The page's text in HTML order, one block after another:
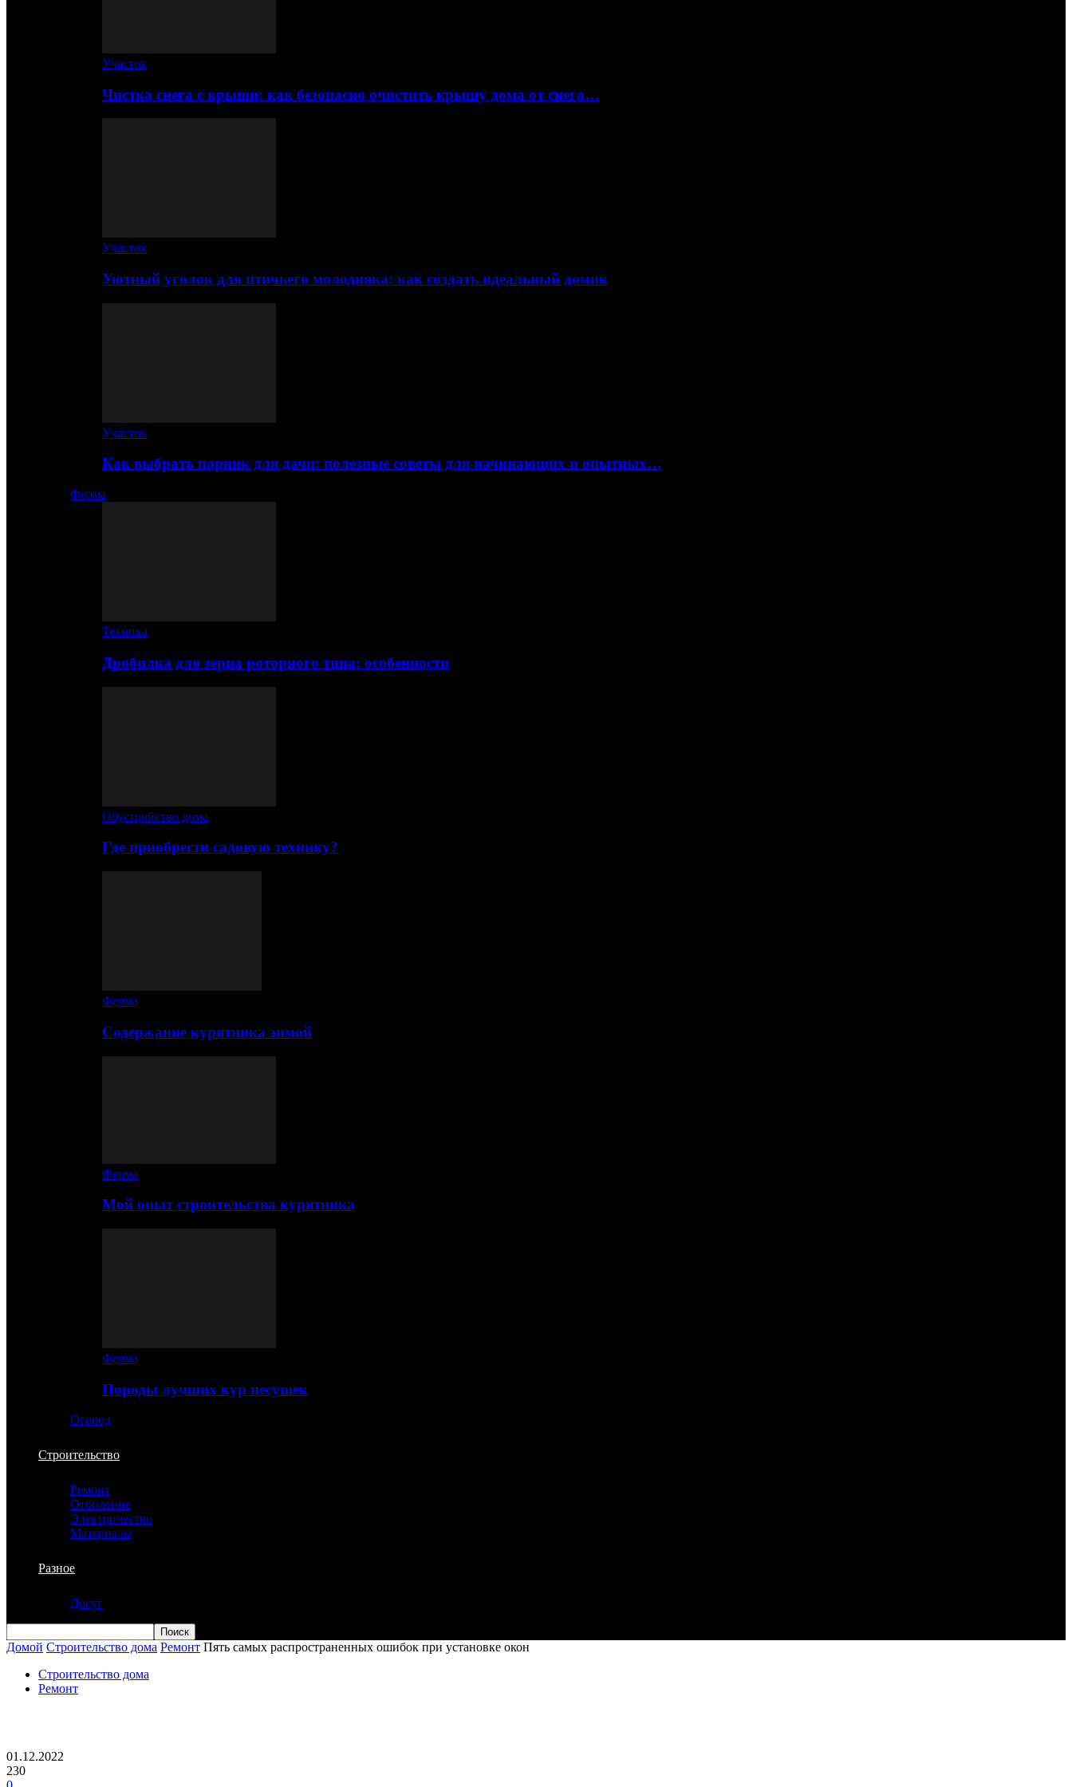
Участок
Чистка снега с крыши: как безопасно очистить крышу дома от снега…
Участок
Уютный уголок для птичьего молодняка: как создать идеальный домик
Участок
Как выбрать парник для дачи: полезные советы для начинающих и опытных…
Ферма
Техника
Дробилка для зерна роторного типа: особенности
Обустройство дома
Где приобрести садовую технику?
Ферма
Содержание курятника зимой
Ферма
Мой опыт строительства курятника
Ферма
Породы лучших кур несушек
Огород
Строительство
Ремонт
Отопление
Электричество
Материалы
Разное
Досуг
Домой Строительство дома Ремонт Пять самых распространенных ошибок при установке окон
Строительство дома
Ремонт
01.12.2022
230